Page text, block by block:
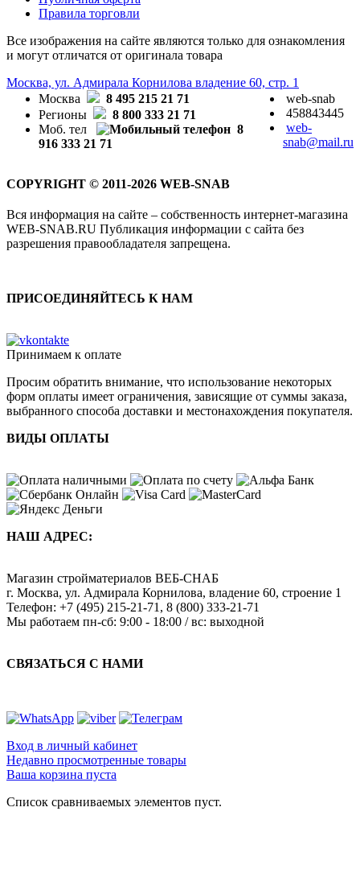
Правила торговли
Все изображения на сайте являются только для ознакомления
и могут отличатся от оригинала товара
Москва, ул. Адмирала Корнилова владение 60, стр. 1
Москва
8 495 215 21 71
Регионы
8 800 333 21 71
Моб. тел
8
916 333 21 71
web-snab
458843445
web-
snab@mail.ru
COPYRIGHT © 2011-2026 WEB-SNAB
Вся информация на сайте – собственность интернет-магазина
WEB-SNAB.RU Публикация информации с сайта без
разрешения правообладателя запрещена.
ПРИСОЕДИНЯЙТЕСЬ К НАМ
Принимаем к оплате
Просим обратить внимание, что использование некоторых
форм оплаты имеет ограничения, зависящие от суммы заказа,
выбранного способа доставки и местонахождения покупателя.
ВИДЫ ОПЛАТЫ
НАШ АДРЕС:
Магазин стройматериалов ВЕБ-СНАБ
г. Москва, ул. Адмирала Корнилова, владение 60, строение 1
Телефон: +7 (495) 215-21-71 , 8 (800) 333-21-71
Мы работаем пн-сб: 9:00 - 18:00 / вс: выходной
СВЯЗАТЬСЯ С НАМИ
Вход в личный кабинет
Недавно просмотренные товары
Ваша корзина пуста
Список сравниваемых элементов пуст.